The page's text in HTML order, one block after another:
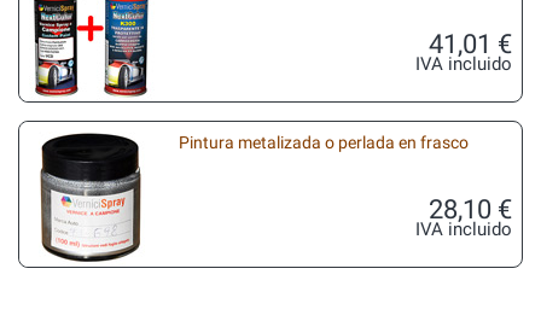
41,01 €
IVA incluido
Pintura metalizada o perlada en frasco
28,10 €
IVA incluido